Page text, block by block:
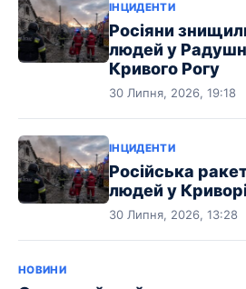
ІНЦИДЕНТИ
Росіяни
людей у
Кривого Рогу
30 Липня, 2026, 19:18
ІНЦИДЕНТИ
Російська
людей у
30 Липня, 2026, 13:28
НОВИНИ